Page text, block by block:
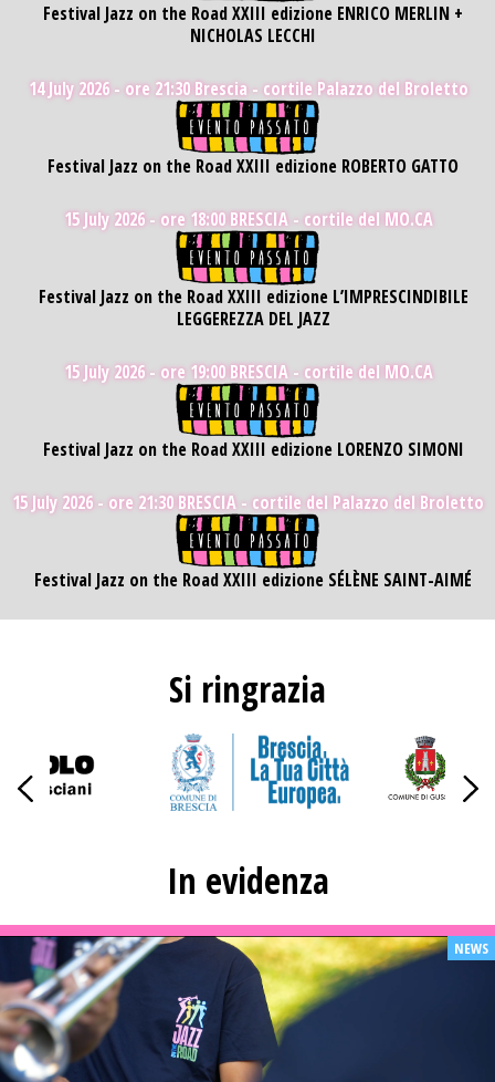
Festival Jazz on the Road XXIII edizione ENRICO MERLIN +
NICHOLAS LECCHI
14 July 2026 - ore 21:30Brescia - cortile Palazzo del Broletto
Festival Jazz on the Road XXIII edizione ROBERTO GATTO
15 July 2026 - ore 18:00BRESCIA - cortile del MO.CA
Festival Jazz on the Road XXIII edizione L’IMPRESCINDIBILE
LEGGEREZZA DEL JAZZ
15 July 2026 - ore 19:00BRESCIA - cortile del MO.CA
Festival Jazz on the Road XXIII edizione LORENZO SIMONI
15 July 2026 - ore 21:30BRESCIA - cortile del Palazzo del Broletto
Festival Jazz on the Road XXIII edizione SÉLÈNE SAINT-AIMÉ
Si ringrazia
In evidenza